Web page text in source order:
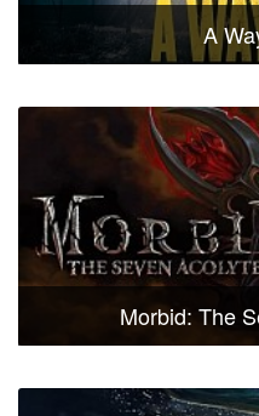
A
Morbid: The